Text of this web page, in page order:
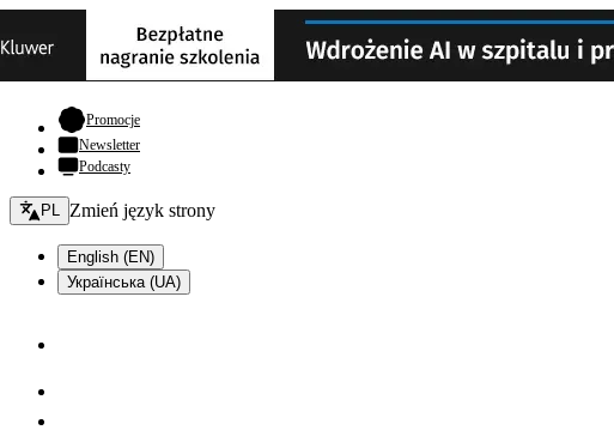
Promocje- otwiera się w nowej karcie
Newsletter
Podcasty
Zmień język - bieżący:
PL Zmień język strony
English (EN)
Українська (UA)